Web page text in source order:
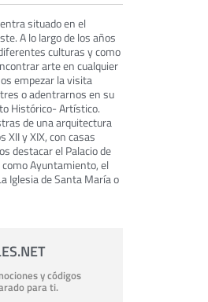
situado en el
A lo largo de los años
culturas y como
arte en cualquier
empezar la visita
o adentrarnos en su
Histórico- Artístico.
de una arquitectura
XII y XIX, con casas
destacar el Palacio de
Ayuntamiento, el
Iglesia de Santa María o
y códigos
para ti.